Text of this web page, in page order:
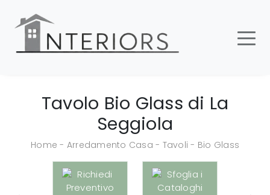
Tavolo Bio Glass di La
Seggiola
Home - Arredamento Casa - Tavoli - Bio Glass